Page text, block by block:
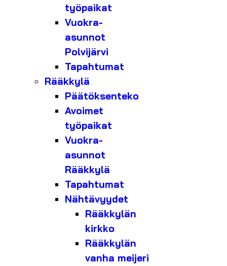
työpaikat
Vuokra-
asunnot
Polvijärvi
Tapahtumat
Rääkkylä
Päätöksenteko
Avoimet
työpaikat
Vuokra-
asunnot
Rääkkylä
Tapahtumat
Nähtävyydet
Rääkkylän
kirkko
Rääkkylän
vanha meijeri